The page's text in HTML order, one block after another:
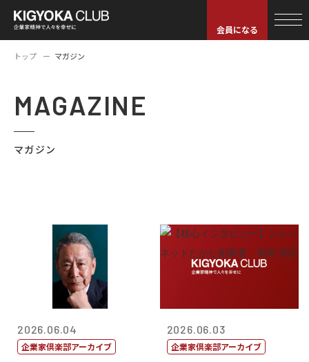
会員になる
トップ マガジン
MAGAZINE
マガジン
2026.06.04
企業家倶楽部アーカイブ
2026.06.03
企業家倶楽部アーカイブ